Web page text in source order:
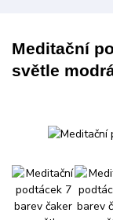
Meditační
světle